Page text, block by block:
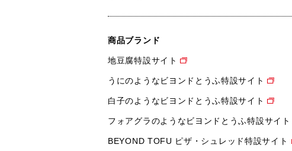
商品ブランド
地豆腐特設サイト
うにのようなビヨンドとうふ特設サイト
白子のようなビヨンドとうふ特設サイト
フォアグラのようなビヨンドとうふ特設サイト
BEYOND TOFU ピザ・シュレッド特設サイト